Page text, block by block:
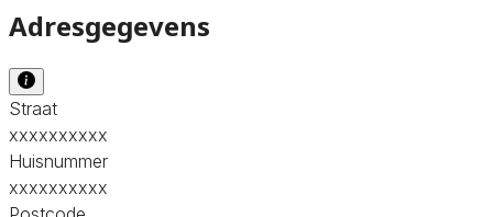
Adresgegevens
Straat
xxxxxxxxxx
Huisnummer
xxxxxxxxxx